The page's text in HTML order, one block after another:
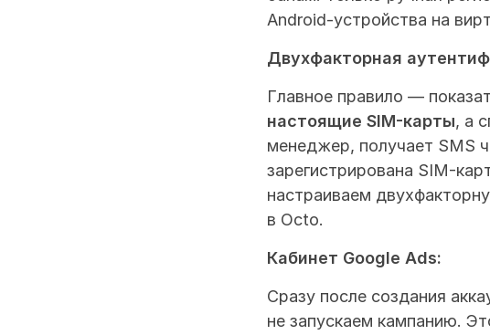
Android-устройства на
Двухфакторная
настоящие SIM-карты, а
менеджер, получает SMS
зарегистрирована SIM-
настраиваем
в Octo.
Кабинет Google Ads:
Сразу после создания
не запускаем кампанию.